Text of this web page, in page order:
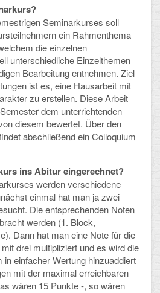
Seminarkurses soll
ein Rahmenthema
die einzelnen
unterschiedliche Einzelthemen
Bearbeitung entnehmen. Ziel
ist es, eine Hausarbeit mit
zu erstellen. Diese Arbeit
dem unterrichtenden
diesem bewertet. Über den
abschließend ein Colloquium
ins Abitur eingerechnet?
werden verschiedene
einmal hat man ja zwei
Die entsprechenden Noten
werden (1. Block,
Dann hat man eine Note für die
drei multipliziert und es wird die
in einfacher Wertung hinzuaddiert
mit der maximal erreichbaren
wären 15 Punkte -, so wären